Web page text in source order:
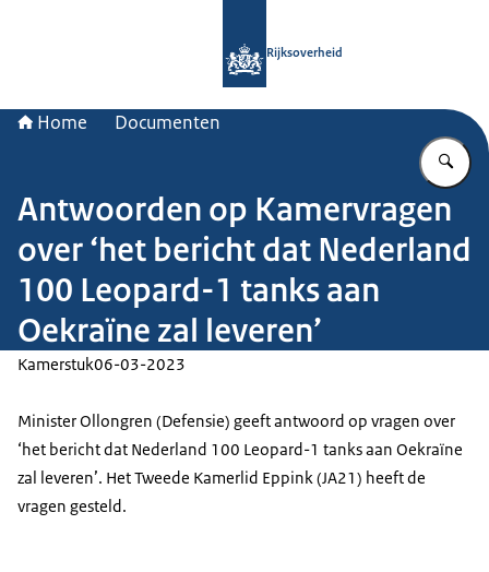
Rijksoverheid
Home Documenten
Antwoorden op Kamervragen
over ‘het bericht dat Nederland
100 Leopard-1 tanks aan
Oekraïne zal leveren’
Kamerstuk06-03-2023
Minister Ollongren (Defensie) geeft antwoord op vragen over
‘het bericht dat Nederland 100 Leopard-1 tanks aan Oekraïne
zal leveren’. Het Tweede Kamerlid Eppink (JA21) heeft de
vragen gesteld.